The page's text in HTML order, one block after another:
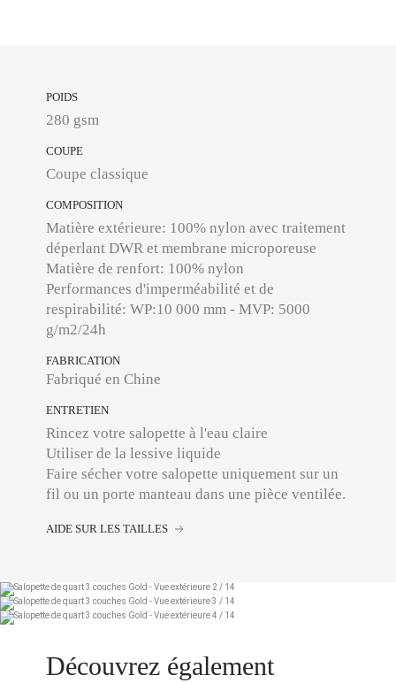
POIDS
280 gsm
COUPE
Coupe classique
COMPOSITION
Matière extérieure: 100% nylon avec traitement
déperlant DWR et membrane microporeuse
Matière de renfort: 100% nylon
Performances d'imperméabilité et de
respirabilité: WP:10 000 mm - MVP: 5000
g/m2/24h
FABRICATION
Fabriqué en Chine
ENTRETIEN
Rincez votre salopette à l'eau claire
Utiliser de la lessive liquide
Faire sécher votre salopette uniquement sur un
fil ou un porte manteau dans une pièce ventilée.
AIDE SUR LES TAILLES
Découvrez également